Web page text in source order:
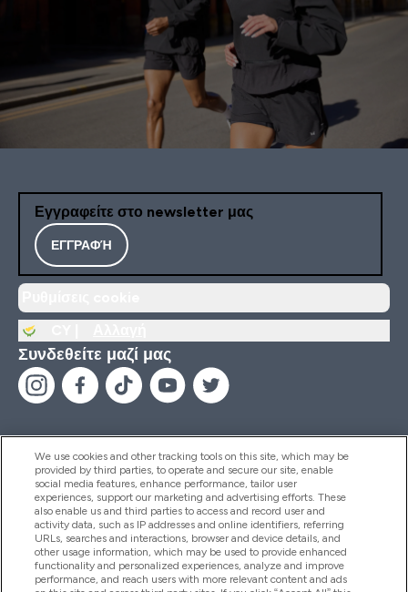
Εγγραφείτε στο newsletter μας
ΕΓΓΡΑΦΉ
Συνδεθείτε μαζί μας
Βοήθεια & Πληροφορίες
Προϊόντα
We use cookies and other tracking tools on this site, which may be
provided by third parties, to operate and secure our site, enable
social media features, enhance performance, tailor user
experiences, support our marketing and advertising efforts. These
also enable us and third parties to access and record user and
activity data, such as IP addresses and online identifiers, referring
URLs, searches and interactions, browser and device details, and
other usage information, which may be used to provide enhanced
functionality and personalized experiences, analyze and improve
performance, and reach users with more relevant content and ads